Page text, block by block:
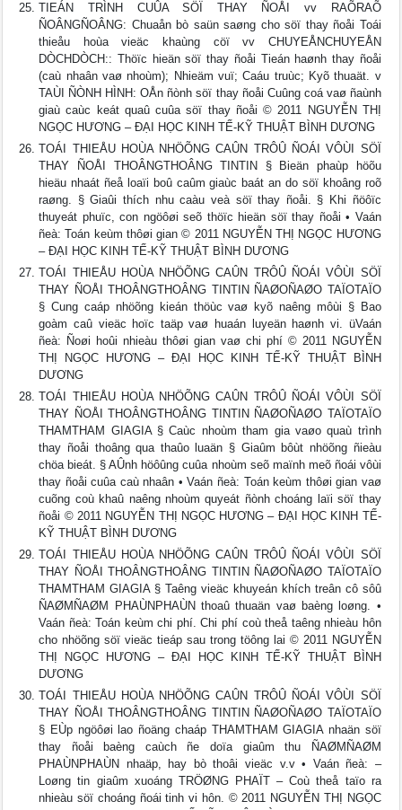
TIEÁN TRÌNH CUÛA SÖÏ THAY ÑOÅI vv RAÕRAÕ
ÑOÂNGÑOÂNG: Chuaån bò saün saøng cho söï thay ñoåi Toái
thieåu hoùa vieäc khaùng cöï vv CHUYEÅNCHUYEÅN
DÒCHDÒCH:: Thöïc hieän söï thay ñoåi Tieán haønh thay ñoåi
(caù nhaân vaø nhoùm); Nhieäm vuï; Caáu truùc; Kyõ thuaät. v
TAÙI ÑÒNH HÌNH: OÅn ñònh söï thay ñoåi Cuûng coá vaø ñaùnh
giaù caùc keát quaû cuûa söï thay ñoåi © 2011 NGUYỄN THỊ
NGỌC HƯƠNG – ĐẠI HỌC KINH TẾ-KỸ THUẬT BÌNH DƯƠNG
TOÁI THIEÅU HOÙA NHÖÕNG CAÛN TRÔÛ ÑOÁI VÔÙI SÖÏ
THAY ÑOÅI THOÂNGTHOÂNG TINTIN § Bieän phaùp höõu
hieäu nhaát ñeå loaïi boû caûm giaùc baát an do söï khoâng roõ
raøng. § Giaûi thích nhu caàu veà söï thay ñoåi. § Khi ñöôïc
thuyeát phuïc, con ngöôøi seõ thöïc hieän söï thay ñoåi • Vaán
ñeà: Toán keùm thôøi gian © 2011 NGUYỄN THỊ NGỌC HƯƠNG
– ĐẠI HỌC KINH TẾ-KỸ THUẬT BÌNH DƯƠNG
TOÁI THIEÅU HOÙA NHÖÕNG CAÛN TRÔÛ ÑOÁI VÔÙI SÖÏ
THAY ÑOÅI THOÂNGTHOÂNG TINTIN ÑAØOÑAØO TAÏOTAÏO
§ Cung caáp nhöõng kieán thöùc vaø kyõ naêng môùi § Bao
goàm caû vieäc hoïc taäp vaø huaán luyeän haønh vi. üVaán
ñeà: Ñoøi hoûi nhieàu thôøi gian vaø chi phí © 2011 NGUYỄN
THỊ NGỌC HƯƠNG – ĐẠI HỌC KINH TẾ-KỸ THUẬT BÌNH
DƯƠNG
TOÁI THIEÅU HOÙA NHÖÕNG CAÛN TRÔÛ ÑOÁI VÔÙI SÖÏ
THAY ÑOÅI THOÂNGTHOÂNG TINTIN ÑAØOÑAØO TAÏOTAÏO
THAMTHAM GIAGIA § Caùc nhoùm tham gia vaøo quaù trình
thay ñoåi thoâng qua thaûo luaän § Giaûm bôùt nhöõng ñieàu
chöa bieát. § AÛnh höôûng cuûa nhoùm seõ maïnh meõ ñoái vôùi
thay ñoåi cuûa caù nhaân • Vaán ñeà: Toán keùm thôøi gian vaø
cuõng coù khaû naêng nhoùm quyeát ñònh choáng laïi söï thay
ñoåi © 2011 NGUYỄN THỊ NGỌC HƯƠNG – ĐẠI HỌC KINH TẾ-
KỸ THUẬT BÌNH DƯƠNG
TOÁI THIEÅU HOÙA NHÖÕNG CAÛN TRÔÛ ÑOÁI VÔÙI SÖÏ
THAY ÑOÅI THOÂNGTHOÂNG TINTIN ÑAØOÑAØO TAÏOTAÏO
THAMTHAM GIAGIA § Taêng vieäc khuyeán khích treân cô sôû
ÑAØMÑAØM PHAÙNPHAÙN thoaû thuaän vaø baèng loøng. •
Vaán ñeà: Toán keùm chi phí. Chi phí coù theå taêng nhieàu hôn
cho nhöõng söï vieäc tieáp sau trong töông lai © 2011 NGUYỄN
THỊ NGỌC HƯƠNG – ĐẠI HỌC KINH TẾ-KỸ THUẬT BÌNH
DƯƠNG
TOÁI THIEÅU HOÙA NHÖÕNG CAÛN TRÔÛ ÑOÁI VÔÙI SÖÏ
THAY ÑOÅI THOÂNGTHOÂNG TINTIN ÑAØOÑAØO TAÏOTAÏO
§ EÙp ngöôøi lao ñoäng chaáp THAMTHAM GIAGIA nhaän söï
thay ñoåi baèng caùch ñe doïa giaûm thu ÑAØMÑAØM
PHAÙNPHAÙN nhaäp, hay bò thoâi vieäc v.v • Vaán ñeà: –
Loøng tin giaûm xuoáng TRÖØNG PHAÏT – Coù theå taïo ra
nhieàu söï choáng ñoái tinh vi hôn. © 2011 NGUYỄN THỊ NGỌC